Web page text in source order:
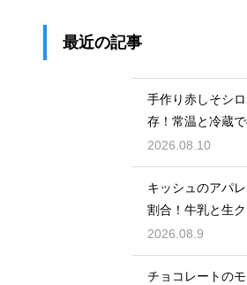
最近の記事
手作り赤しそシ
存！常温と冷蔵で
コツ
2026.08.10
キッシュのアパ
割合！牛乳と生ク
スで味が決まる
2026.08.9
チョコレートの